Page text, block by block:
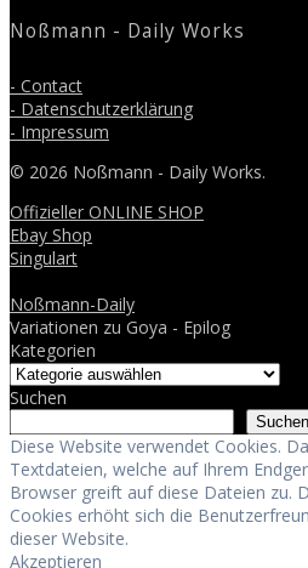
Noßmann - Daily Works
- Contact
- Datenschutzerklärung
- Impressum
© 2026 Noßmann - Daily Works.
Offizieller ONLINE SHOP
Ebay Shop
Singulart
Noßmann-Daily
Variationen zu Goya - Epilog
Kategorien
Suchen
Suchen
Diese Website verwendet Cookies.
Textdateien, welche auf Ihrem
Browser greift auf diese Dateien zu.
Cookies erhöht sich die
dieser Website.
Akzeptieren